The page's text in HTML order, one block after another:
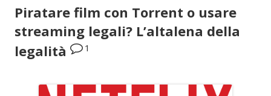
Piratare film con Torrent o usare
streaming legali? L’altalena della
legalità
1